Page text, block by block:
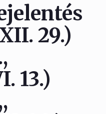
29.)
13.)